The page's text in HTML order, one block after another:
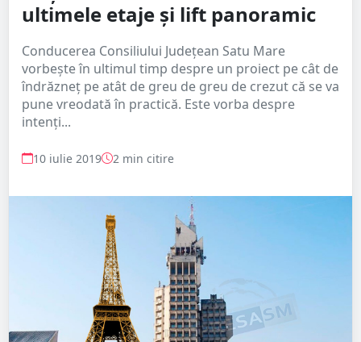
ultimele etaje și lift panoramic
Conducerea Consiliului Județean Satu Mare
vorbește în ultimul timp despre un proiect pe cât de
îndrăzneț pe atât de greu de greu de crezut că se va
pune vreodată în practică. Este vorba despre
intenți...
10 iulie 2019 2 min citire